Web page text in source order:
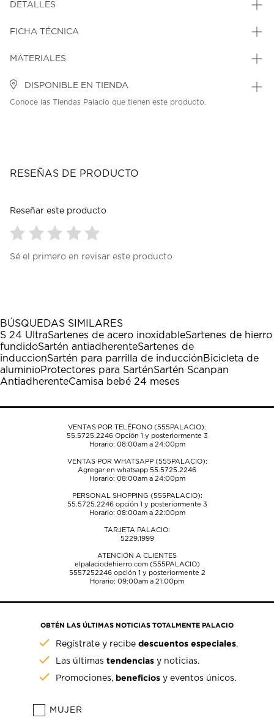
DETALLES
FICHA TÉCNICA
MATERIALES
DISPONIBLE EN TIENDA
Conoce las Tiendas Palacio que tienen este producto.
RESEÑAS DE PRODUCTO
Reseñar este producto
para
1
estrella
Esta
acción
abrirá
el
formulario
envío.
para
estrellas.
Esta
acción
abrirá
el
formulario
envío.
para
estrellas.
Esta
acción
abrirá
el
formulario
envío.
para
estrellas.
Esta
acción
abrirá
el
formulario
envío.
para
estrellas.
Esta
acción
abrirá
el
formulario
envío.
Sé el primero en revisar este producto
BÚSQUEDAS SIMILARES
S 24 UltraSartenes de acero inoxidableSartenes de hierro
fundidoSartén antiadherenteSartenes de
induccionSartén para parrilla de inducciónBicicleta de
aluminioProtectores para SarténSartén Scanpan
AntiadherenteCamisa bebé 24 meses
VENTAS POR TELÉFONO (555PALACIO):
55.5725.2246Opción 1 y posteriormente 3
Horario: 08:00am a 24:00pm
VENTAS POR WHATSAPP (555PALACIO):
Agregar en whatsapp 55.5725.2246
Horario: 08:00am a 24:00pm
PERSONAL SHOPPING (555PALACIO):
55.5725.2246opción 1 y posteriormente 3
Horario: 08:00am a 22:00pm
TARJETA PALACIO:
5229.1999
ATENCIÓN A CLIENTES
elpalaciodehierro.com (555PALACIO)
5557252246opción 1 y posteriormente 2
Horario: 09:00am a 21:00pm
OBTÉN LAS ÚLTIMAS NOTICIAS TOTALMENTE PALACIO
Regístrate y recibedescuentos especiales.
Las últimastendencias y noticias.
Promociones, beneficios y eventos únicos.
MUJER